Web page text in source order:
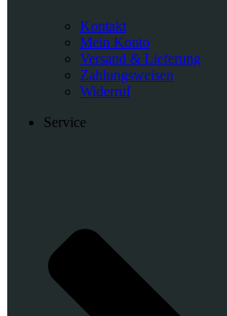
Kontakt
Mein Konto
Versand & Lieferung
Zahlungsweisen
Widerruf
Service